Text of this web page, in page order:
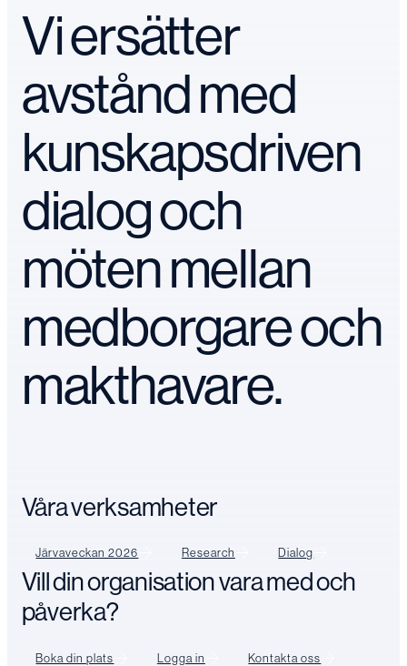
Vi ersätter
avstånd med
kunskapsdriven
dialog och
möten mellan
medborgare och
makthavare.
Våra verksamheter
Järvaveckan 2026 Research Dialog
Vill din organisation vara med och
påverka?
Boka din plats Logga in Kontakta oss